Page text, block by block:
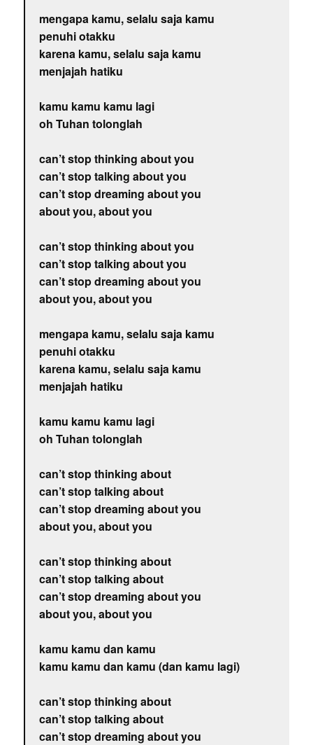
mengapa kamu, selalu saja kamu
penuhi otakku
karena kamu, selalu saja kamu
menjajah hatiku
kamu kamu kamu lagi
oh Tuhan tolonglah
can’t stop thinking about you
can’t stop talking about you
can’t stop dreaming about you
about you, about you
can’t stop thinking about you
can’t stop talking about you
can’t stop dreaming about you
about you, about you
mengapa kamu, selalu saja kamu
penuhi otakku
karena kamu, selalu saja kamu
menjajah hatiku
kamu kamu kamu lagi
oh Tuhan tolonglah
can’t stop thinking about
can’t stop talking about
can’t stop dreaming about you
about you, about you
can’t stop thinking about
can’t stop talking about
can’t stop dreaming about you
about you, about you
kamu kamu dan kamu
kamu kamu dan kamu (dan kamu lagi)
can’t stop thinking about
can’t stop talking about
can’t stop dreaming about you